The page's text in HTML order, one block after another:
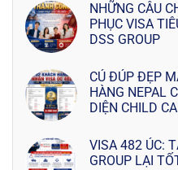
NHỮNG CÂU
PHỤC VISA
DSS GROUP
CÚ ĐÚP ĐẸP
HÀNG NEPAL
DIỆN CHILD
VISA 482 ÚC:
GROUP LẠI